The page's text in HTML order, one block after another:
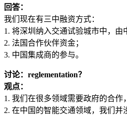
回答：
我们现在有三中融资方式：
1. 将深圳纳入交通试验城市中，由
2. 法国合作伙伴资金；
3. 中国集成商的参与。
讨论：reglementation？
观点：
1. 我们在很多领域需要政府的合作
2. 在中国的智能交通领域，我们并